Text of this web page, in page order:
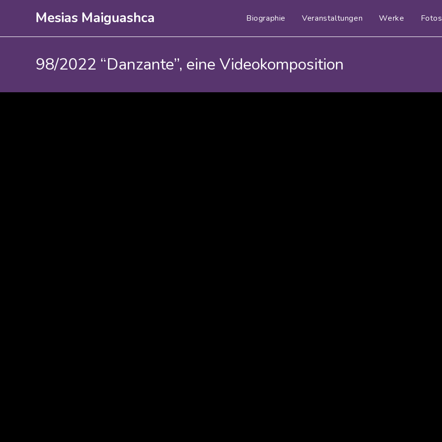
Mesias Maiguashca Biographie Veranstaltungen Werke Fotos
98/2022 “Danzante”, eine Videokomposition